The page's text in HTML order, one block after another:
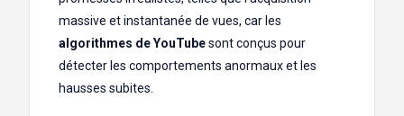
massive et instantanée de vues, car les
algorithmes de YouTubesont conçus pour
détecter les comportements anormaux et les
hausses subites.